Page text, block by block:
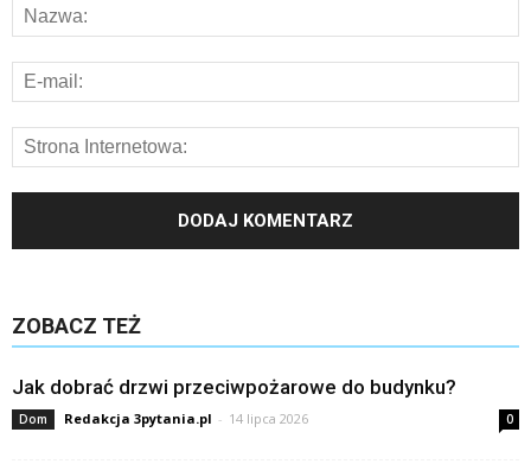
ZOBACZ TEŻ
Jak dobrać drzwi przeciwpożarowe do budynku?
Dom Redakcja 3pytania.pl - 14 lipca 2026 0